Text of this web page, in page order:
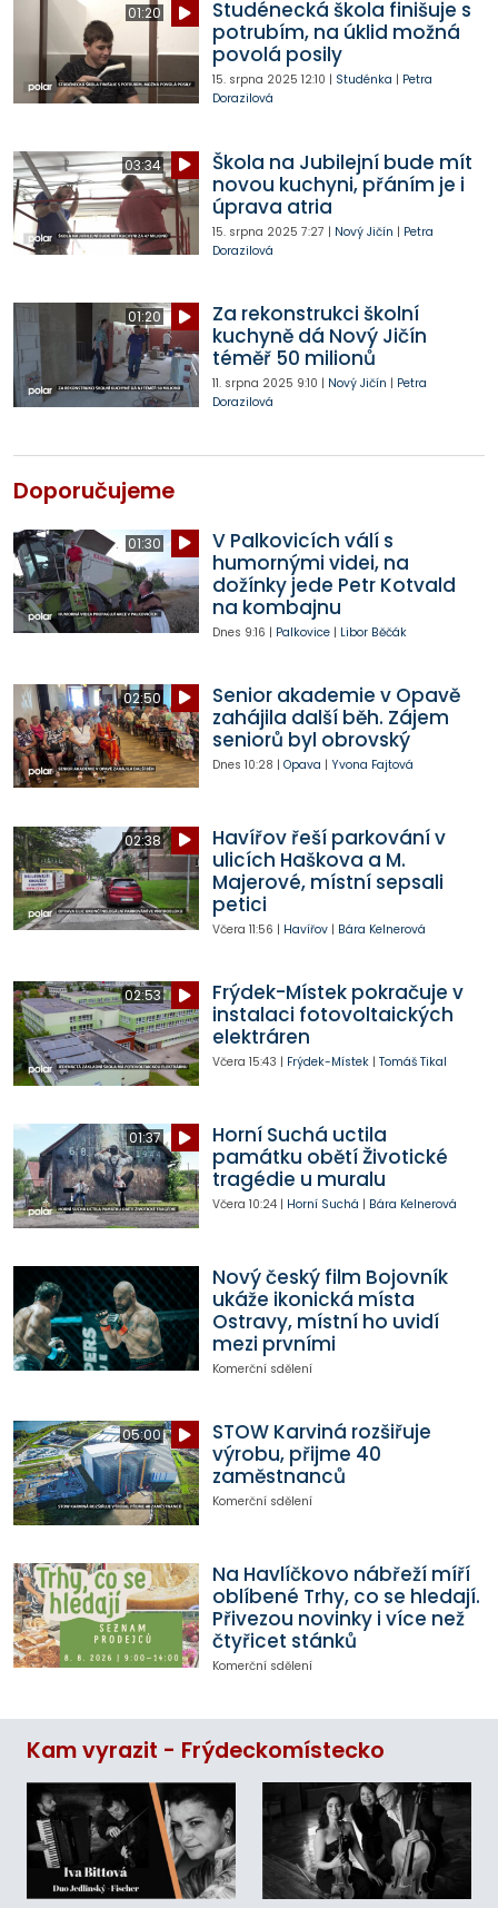
01:20
Studénecká škola finišuje s
potrubím, na úklid možná
povolá posily
15. srpna 2025 12:10 | Studénka | Petra
Dorazilová
03:34
Škola na Jubilejní bude mít
novou kuchyni, přáním je i
úprava atria
15. srpna 2025 7:27 | Nový Jičín | Petra
Dorazilová
01:20
Za rekonstrukci školní
kuchyně dá Nový Jičín
téměř 50 milionů
11. srpna 2025 9:10 | Nový Jičín | Petra
Dorazilová
Doporučujeme
01:30
V Palkovicích válí s
humornými videi, na
dožínky jede Petr Kotvald
na kombajnu
Dnes 9:16 | Palkovice| Libor Běčák
02:50
Senior akademie v Opavě
zahájila další běh. Zájem
seniorů byl obrovský
Dnes 10:28 | Opava | Yvona Fajtová
02:38
Havířov řeší parkování v
ulicích Haškova a M.
Majerové, místní sepsali
petici
Včera 11:56 | Havířov| Bára Kelnerová
02:53
Frýdek-Místek pokračuje v
instalaci fotovoltaických
elektráren
Včera 15:43 | Frýdek-Místek| Tomáš Tikal
01:37
Horní Suchá uctila
památku obětí Životické
tragédie u muralu
Včera 10:24| Horní Suchá | Bára Kelnerová
Nový český film Bojovník
ukáže ikonická místa
Ostravy, místní ho uvidí
mezi prvními
Komerční sdělení
05:00
STOW Karviná rozšiřuje
výrobu, přijme 40
zaměstnanců
Komerční sdělení
Na Havlíčkovo nábřeží míří
oblíbené Trhy, co se hledají.
Přivezou novinky i více než
čtyřicet stánků
Komerční sdělení
Kam vyrazit - Frýdeckomístecko